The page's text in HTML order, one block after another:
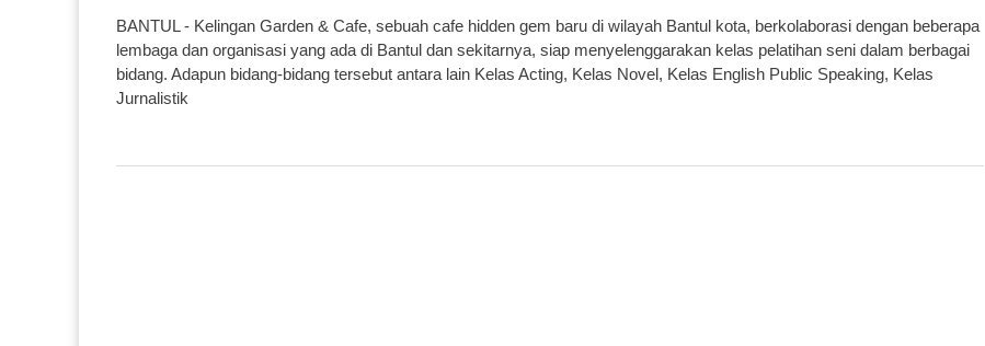
BANTUL - Kelingan Garden & Cafe, sebuah cafe hidden gem baru di wilayah Bantul kota, berkolaborasi dengan beberapa
lembaga dan organisasi yang ada di Bantul dan sekitarnya, siap menyelenggarakan kelas pelatihan seni dalam berbagai
bidang. Adapun bidang-bidang tersebut antara lain Kelas Acting, Kelas Novel, Kelas English Public Speaking, Kelas
Jurnalistik